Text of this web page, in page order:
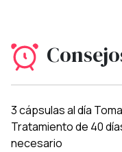
3 cápsulas al día
Tratamiento de 40
necesario